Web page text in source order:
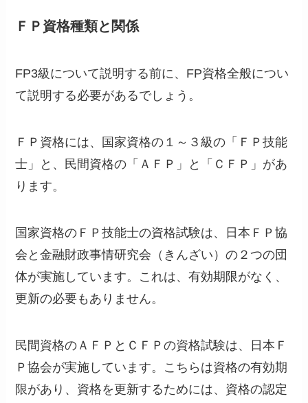
ＦＰ資格種類と関係
FP3級について説明する前に、FP資格全般につい
て説明する必要があるでしょう。
ＦＰ資格には、国家資格の１～３級の「ＦＰ技能
士」と、民間資格の「ＡＦＰ」と「ＣＦＰ」があ
ります。
国家資格のＦＰ技能士の資格試験は、日本ＦＰ協
会と金融財政事情研究会（きんざい）の２つの団
体が実施しています。これは、有効期限がなく、
更新の必要もありません。
民間資格のＡＦＰとＣＦＰの資格試験は、日本Ｆ
Ｐ協会が実施しています。こちらは資格の有効期
限があり、資格を更新するためには、資格の認定